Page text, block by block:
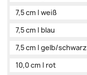
7,5 cm | weiß
7,5 cm | blau
7,5 cm | gelb/schwarz
10,0 cm | rot